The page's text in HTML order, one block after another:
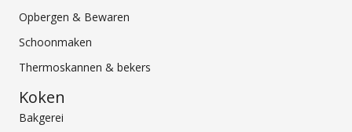
Opbergen & Bewaren
Schoonmaken
Thermoskannen & bekers
Koken
Bakgerei